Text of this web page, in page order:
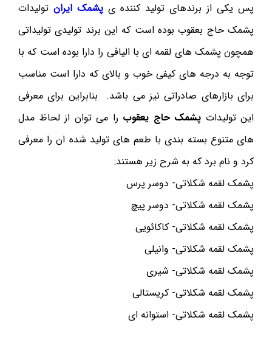
پس یکی از برندهای تولید کننده ی پشمک ایران تولیدات
پشمک حاج بعقوب بوده است که این برند تولیدی تولیداتی
همچون پشمک های لقمه ای با الیافی را دارا بوده است که با
توجه به درجه های کیفی خوب و بالای که دارا است مناسب
برای بازارهای صادراتی نیز می باشد. بنابراین برای معرفی
این تولیدات پشمک حاج یعقوب را می توان از لحاظ مدل
های متنوع بسته بندی با طعم های تولید شده ان را معرفی
کرد و نام برد که به شرح زیر هستند:
پشمک لقمه شکلاتی- دوسر پرس
پشمک لقمه شکلاتی- دوسر پیچ
پشمک لقمه شکلاتی- کاکائویی
پشمک لقمه شکلاتی- وانیلی
پشمک لقمه شکلاتی- شیری
پشمک لقمه شکلاتی- کریستالی
پشمک لقمه شکلاتی- استوانه ای